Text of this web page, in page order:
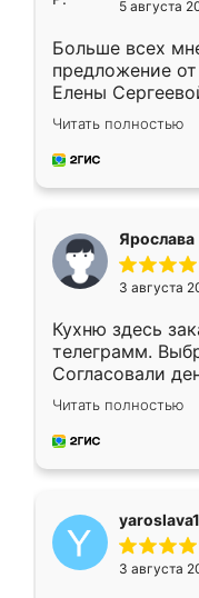
5 августа
Больше всех
предложение
Елены
короткие сроки
для замера
предложил по
Читать полностью
Ярослава
3 августа
Кухню здесь
телеграмм.
Согласовали
недели кухня
довольны
мебель за
Читать полностью
3 августа